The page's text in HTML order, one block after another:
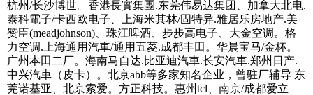
杭州/长沙博世。香港長實集團.东莞伟易达集团、加拿大北电.
泰科電子/卡西欧电子、上海米其林/固特异.雅居乐房地产.美
赞臣(meadjohnson)、珠江啤酒、步步高电子、大金空调。格
力空调.上海通用汽車/通用五菱.成都丰田。华晨宝马/金杯。
广州本田二厂。海南马自达.比亚迪汽車.长安汽車.郑州日产.
中兴汽車（皮卡）。北京abb等多家知名企业，曾驻厂辅导 东
莞诺基亚、北京索爱。方正科技。惠州tcl、南京/成都爱立